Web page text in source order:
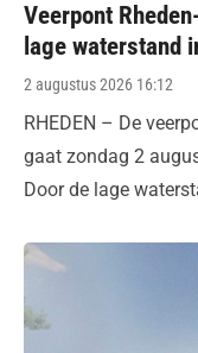
Veerpont
lage waterstand
Posted
2 augustus 2026 16:12
RHEDEN – De
gaat zondag 2
Door de lage